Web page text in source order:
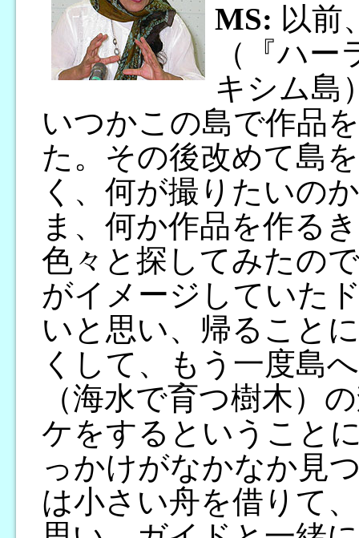
MS: 以前
（『ハ
キシム島
いつかこの島で作品
た。その後改めて島
く、何が撮りたいの
ま、何か作品を作る
色々と探してみたの
がイメージしていた
いと思い、帰ること
くして、もう一度島
（海水で育つ樹木）
ケをするということ
っかけがなかなか見
は小さい舟を借りて